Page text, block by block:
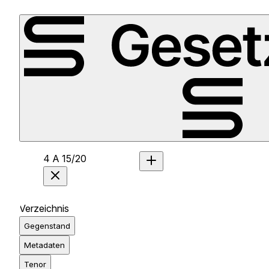
4 A 15/20
Verzeichnis
Gegenstand
Metadaten
Tenor